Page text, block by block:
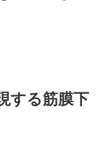
する筋膜下